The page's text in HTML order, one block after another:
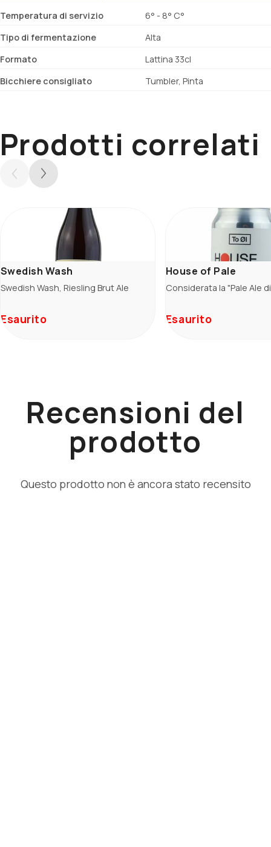
Temperatura di servizio
6° - 8° C°
Tipo di fermentazione
Alta
Formato
Lattina 33cl
Bicchiere consigliato
Tumbler, Pinta
Prodotti correlati
Swedish Wash
Swedish Wash, Riesling Brut Ale
Esaurito
House of Pale
Esaurito
Recensioni del
prodotto
Questo prodotto non è ancora stato recensito